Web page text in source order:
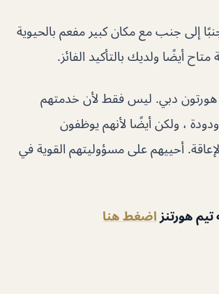
إلى جنب مع مكان كبير مفعم بالحيوية
أيضًا ولديك بالتأكيد الفائز.
هورتون دبي. ليس فقط لأن خدمتهم
، ولكن أيضًا لأنهم يوظفون
أحييهم على مسؤوليتهم القوية في
هورتنز اضغط هنا